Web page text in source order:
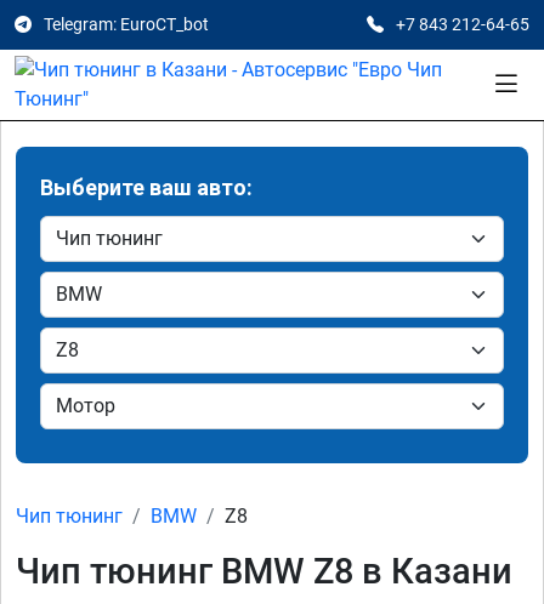
Telegram: EuroCT_bot +7 843 212-64-65
Выберите ваш авто:
Чип тюнинг BMW Z8
Чип тюнинг BMW Z8 в Казани